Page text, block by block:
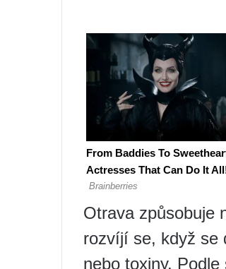
Otrava způsobuje
rozvíjí se, když se
nebo toxiny.